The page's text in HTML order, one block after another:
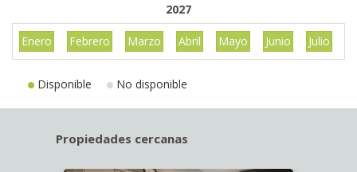
2027
Enero Febrero Marzo Abril Mayo Junio Julio
Disponible No disponible
Propiedades cercanas